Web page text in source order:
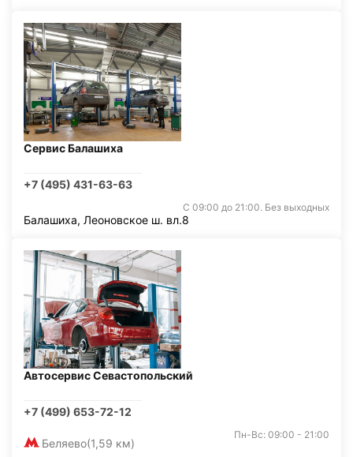
Сервис Балашиха
+7 (495) 431-63-63
С 09:00 до 21:00. Без выходных
Балашиха, Леоновское ш. вл.8
Автосервис Севастопольский
+7 (499) 653-72-12
Беляево(1,59 км)
Пн-Вс: 09:00 - 21:00